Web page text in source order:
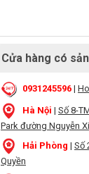
Cửa hàng có
0931245596 |
Hà Nội | Số 8-
Park đường Nguyễn
Hải Phòng | Số
Quyền